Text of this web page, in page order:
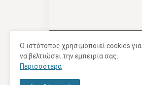
Ο ιστότοπος χρησιμοποιεί cookies για
να βελτιώσει την εμπειρία σας.
Περισσότερα